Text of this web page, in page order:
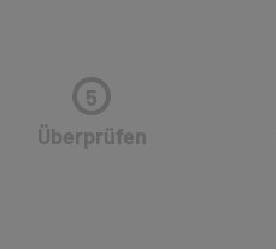
5
Überprüfen